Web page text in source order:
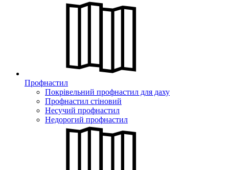
Профнастил
Покрівельний профнастил для даху
Профнастил стіновий
Несучий профнастил
Недорогий профнастил